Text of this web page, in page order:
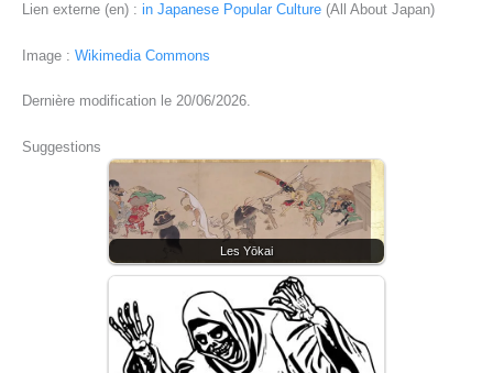
Lien externe (en) : in Japanese Popular Culture (All About Japan)
Image : Wikimedia Commons
Dernière modification le 20/06/2026.
Suggestions
Les Yōkai